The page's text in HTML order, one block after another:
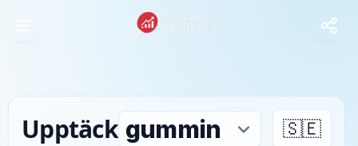
Upptäck 🇸🇪